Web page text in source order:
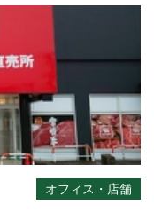
オフィス・店舗